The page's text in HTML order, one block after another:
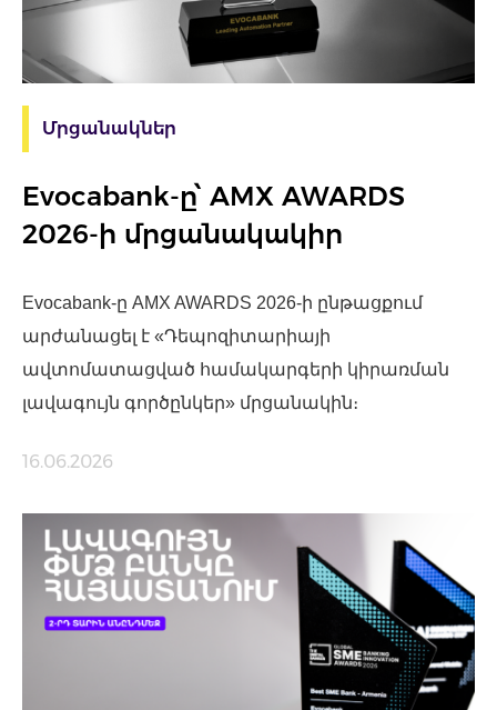
Մրցանակներ
Evocabank-ը՝ AMX AWARDS
2026-ի մրցանակակիր
Evocabank-ը AMX AWARDS 2026-ի ընթացքում
արժանացել է «Դեպոզիտարիայի
ավտոմատացված համակարգերի կիրառման
լավագույն գործընկեր» մրցանակին։
16.06.2026